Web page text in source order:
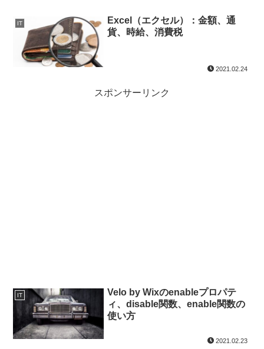
IT
Excel（エクセル）：金額、通
貨、時給、消費税
2021.02.24
スポンサーリンク
IT
Velo by Wixのenableプロパテ
ィ、disable関数、enable関数の
使い方
2021.02.23